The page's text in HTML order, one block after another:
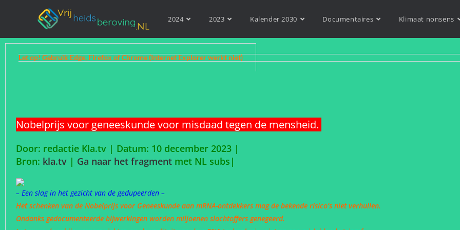
2024 2023 Kalender 2030 Documentaires Klimaat nonsens
Let op! Gebruik Edge, Firefox of Chrome (Internet Explorer werkt niet)
Nobelprijs voor geneeskunde voor misdaad tegen de mensheid.
Door: redactie Kla.tv | Datum: 10 december 2023 |
Bron: kla.tv | Ga naar het fragment met NL subs|
– Een slag in het gezicht van de gedupeerden –
Het schenken van de Nobelprijs voor Geneeskunde aan mRNA-ontdekkers mag de bekende risico’s niet verhullen.
Ondanks gedocumenteerde bijwerkingen worden miljoenen slachtoffers genegeerd.